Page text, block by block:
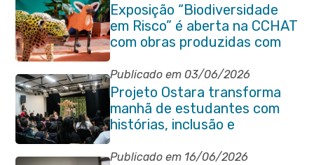
Exposição “Biodiversidade
em Risco” é aberta na CCHAT
com obras produzidas com
ajuda de alunos da rede
municipal
Publicado em 03/06/2026
Projeto Ostara transforma
manhã de estudantes com
histórias, inclusão e
criatividade em Itaboraí
Publicado em 16/06/2026